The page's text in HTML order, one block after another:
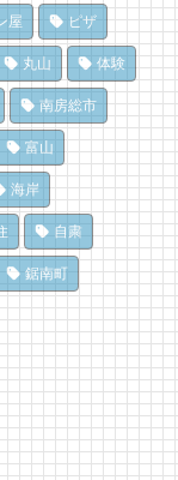
みうら元気倶
ゴッチ
いしょのカフ
主の自家焙煎
醸造所。体験
氷を風菓堂で
しく散策でき
いに和田町に
みうら元気倶
ろてん専門店
パン工房そろ
島探検！
設のコインラ
済ませて渋滞
屋 ピザ
丸山 体験
南房総市
富山
海岸
自粛
鋸南町